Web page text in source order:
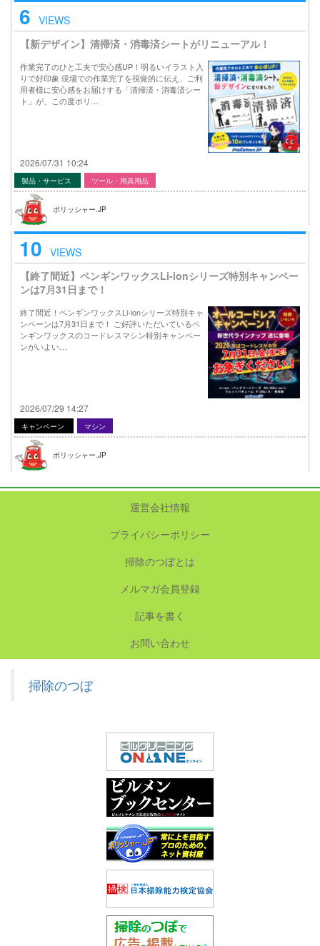
6 VIEWS
【新デザイン】清掃済・消毒済シートがリニューアル！
作業完了のひと工夫で安心感UP！明るいイラスト入
りで好印象 現場での作業完了を視覚的に伝え、ご利
用者様に安心感をお届けする「清掃済・消毒済シー
ト」が、この度ポリ…
2026/07/31 10:24
製品・サービス ツール・用具用品
ポリッシャー.JP
10 VIEWS
【終了間近】ペンギンワックスLi-ionシリーズ特別キャンペー
ンは7月31日まで！
終了間近！ペンギンワックスLi-ionシリーズ特別キャ
ンペーンは7月31日まで！ ご好評いただいているペ
ンギンワックスのコードレスマシン特別キャンペー
ンがいよい…
2026/07/29 14:27
キャンペーン マシン
ポリッシャー.JP
運営会社情報
プライバシーポリシー
掃除のつぼとは
メルマガ会員登録
記事を書く
お問い合わせ
掃除のつぼ